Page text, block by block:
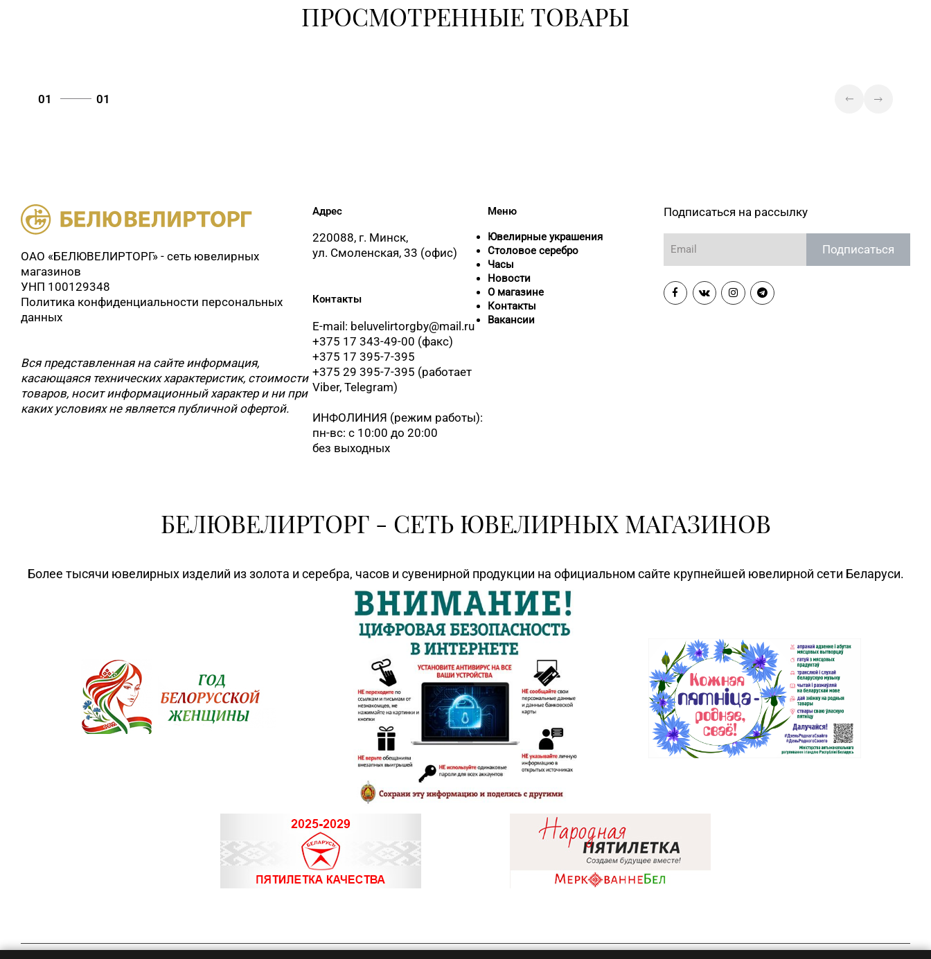
8 (0232) 22-88-35, 8 (0232) 22-88-15
ПРОСМОТРЕННЫЕ ТОВАРЫ
01 01
ОАО «БЕЛЮВЕЛИРТОРГ» - сеть ювелирных
магазинов
УНП 100129348
Политика конфиденциальности персональных
данных
Вся представленная на сайте информация,
касающаяся технических характеристик, стоимости
товаров, носит информационный характер и ни при
каких условиях не является публичной офертой.
Адрес
220088, г. Минск,
ул. Смоленская, 33 (офис)
Контакты
E-mail: beluvelirtorgby@mail.ru
+375 17 343-49-00 (факс)
+375 17 395-7-395
+375 29 395-7-395 (работает
Viber, Telegram)
ИНФОЛИНИЯ (режим работы):
пн-вс: с 10:00 до 20:00
без выходных
Меню
Ювелирные украшения
Столовое серебро
Часы
Новости
О магазине
Контакты
Вакансии
Подписаться на рассылку
Подписаться
БЕЛЮВЕЛИРТОРГ - СЕТЬ ЮВЕЛИРНЫХ МАГАЗИНОВ
Более тысячи ювелирных изделий из золота и серебра, часов и сувенирной продукции на официальном сайте крупнейшей ювелирной сети Беларуси.